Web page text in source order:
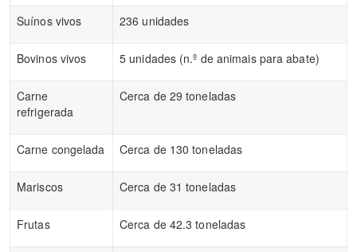
Suínos vivos 236 unidades
Bovinos vivos 5 unidades (n.º de animais para abate)
Carne
refrigerada
Cerca de 29 toneladas
Carne congelada Cerca de 130 toneladas
Mariscos Cerca de 31 toneladas
Frutas Cerca de 42.3 toneladas